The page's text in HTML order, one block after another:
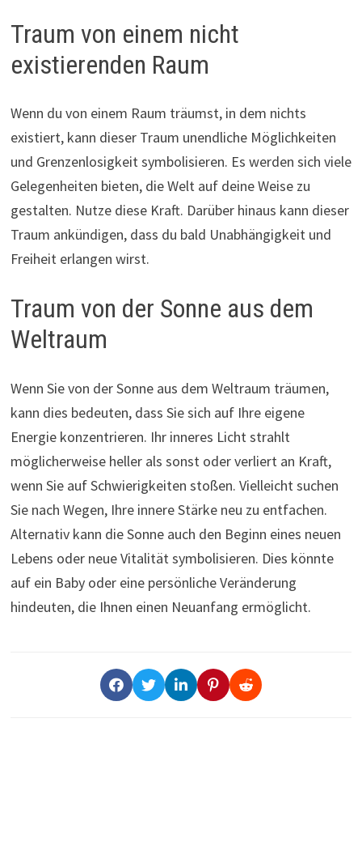
Traum von einem nicht
existierenden Raum
Wenn du von einem Raum träumst, in dem nichts
existiert, kann dieser Traum unendliche Möglichkeiten
und Grenzenlosigkeit symbolisieren. Es werden sich viele
Gelegenheiten bieten, die Welt auf deine Weise zu
gestalten. Nutze diese Kraft. Darüber hinaus kann dieser
Traum ankündigen, dass du bald Unabhängigkeit und
Freiheit erlangen wirst.
Traum von der Sonne aus dem
Weltraum
Wenn Sie von der Sonne aus dem Weltraum träumen,
kann dies bedeuten, dass Sie sich auf Ihre eigene
Energie konzentrieren. Ihr inneres Licht strahlt
möglicherweise heller als sonst oder verliert an Kraft,
wenn Sie auf Schwierigkeiten stoßen. Vielleicht suchen
Sie nach Wegen, Ihre innere Stärke neu zu entfachen.
Alternativ kann die Sonne auch den Beginn eines neuen
Lebens oder neue Vitalität symbolisieren. Dies könnte
auf ein Baby oder eine persönliche Veränderung
hindeuten, die Ihnen einen Neuanfang ermöglicht.